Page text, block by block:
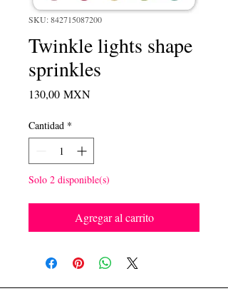
SKU: 842715087200
Twinkle lights shape
sprinkles
130,00 MXNPrecio
Cantidad *
Solo 2 disponible(s)
Agregar al carrito